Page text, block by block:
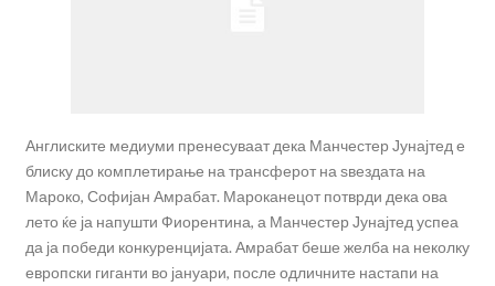
Англиските медиуми пренесуваат дека Манчестер Јунајтед е
блиску до комплетирање на трансферот на ѕвездата на
Мароко, Софијан Амрабат. Мароканецот потврди дека ова
лето ќе ја напушти Фиорентина, а Манчестер Јунајтед успеа
да ја победи конкуренцијата. Амрабат беше желба на неколку
европски гиганти во јануари, после одличните настапи на